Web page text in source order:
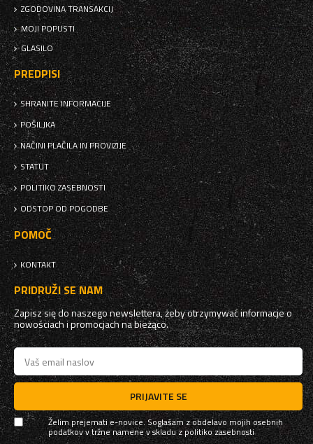
ZGODOVINA TRANSAKCIJ
MOJI POPUSTI
GLASILO
PREDPISI
SHRANITE INFORMACIJE
POŠILJKA
NAČINI PLAČILA IN PROVIZIJE
STATUT
POLITIKO ZASEBNOSTI
ODSTOP OD POGODBE
POMOČ
KONTAKT
PRIDRUŽI SE NAM
Zapisz się do naszego newslettera, żeby otrzymywać informacje o
nowościach i promocjach na bieżąco.
PRIJAVITE SE
Želim prejemati e-novice. Soglašam z obdelavo mojih osebnih
podatkov v tržne namene v skladu zpolitiko zasebnosti